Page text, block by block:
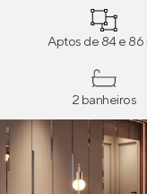
Aptos de 84 e 86
2 banheiros